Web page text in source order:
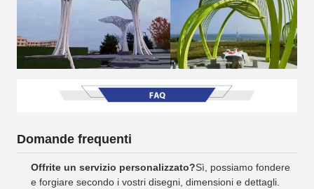
Domande frequenti
Offrite un servizio personalizzato?Sì, possiamo fondere
e forgiare secondo i vostri disegni, dimensioni e dettagli.